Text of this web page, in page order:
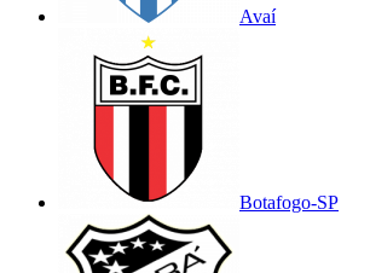
Avaí
Botafogo-SP